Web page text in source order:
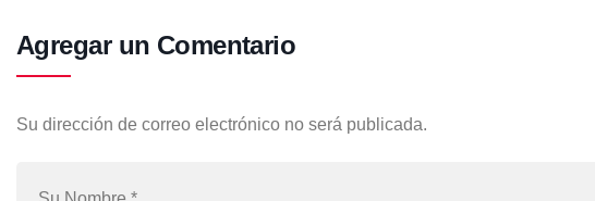
Agregar un Comentario
Su dirección de correo electrónico no será publicada.